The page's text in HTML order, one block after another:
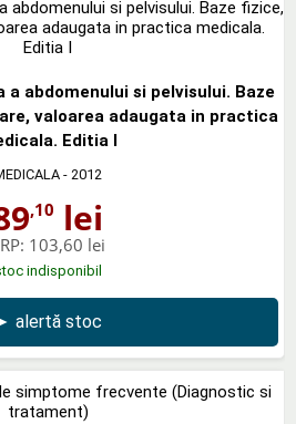
abdomenului si pelvisului. Baze
valoarea adaugata in practica
Editia I
- 2012
,10 lei
103,60 lei
indisponibil
alertă stoc